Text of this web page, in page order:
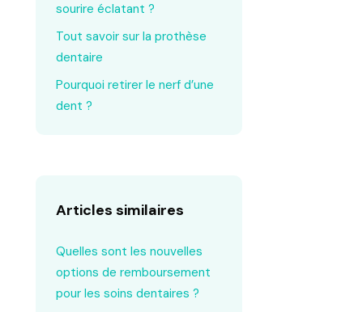
sourire éclatant ?
Tout savoir sur la prothèse
dentaire
Pourquoi retirer le nerf d’une
dent ?
Articles similaires
Quelles sont les nouvelles
options de remboursement
pour les soins dentaires ?